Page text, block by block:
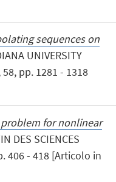
sequences on
UNIVERSITY
58, pp. 1281 - 1318
problem for nonlinear
DES SCIENCES
406 - 418 [Articolo in